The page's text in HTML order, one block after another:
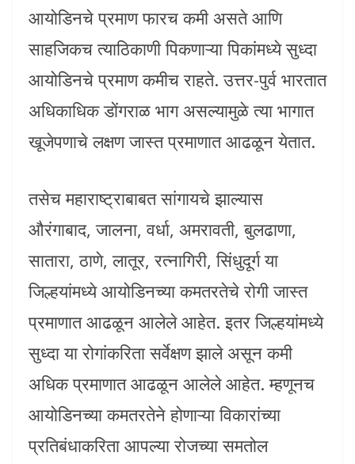
आयोडिनचे प्रमाण फारच कमी असते आणि
साहजिकच त्याठिकाणी पिकणाऱ्या पिकांमध्ये सुध्दा
आयोडिनचे प्रमाण कमीच राहते. उत्तर-पुर्व भारतात
अधिकाधिक डोंगराळ भाग असल्यामुळे त्या भागात
खूजेपणाचे लक्षण जास्त प्रमाणात आढळून येतात.
तसेच महाराष्ट्राबाबत सांगायचे झाल्यास
औरंगाबाद, जालना, वर्धा, अमरावती, बुलढाणा,
सातारा, ठाणे, लातूर, रत्नागिरी, सिंधुदूर्ग या
जिल्हयांमध्ये आयोडिनच्या कमतरतेचे रोगी जास्त
प्रमाणात आढळून आलेले आहेत. इतर जिल्हयांमध्ये
सुध्दा या रोगांकरिता सर्वेक्षण झाले असून कमी
अधिक प्रमाणात आढळून आलेले आहेत. म्हणूनच
आयोडिनच्या कमतरतेने होणाऱ्या विकारांच्या
प्रतिबंधाकरिता आपल्या रोजच्या समतोल